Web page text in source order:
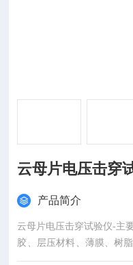
云母片电压击穿
产品简介
云母片电压击穿试验仪-主
胶、层压材料、薄膜、树
材料及绝缘件）在工频电